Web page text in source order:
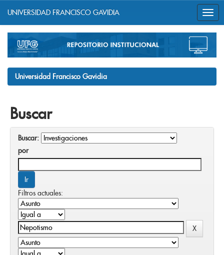
navigation
UNIVERSIDAD FRANCISCO GAVIDIA
Universidad Francisco Gavidia
Buscar
Buscar:
por
Filtros actuales: